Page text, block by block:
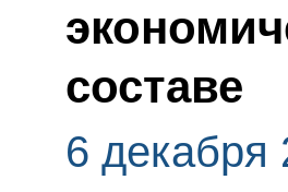
составе
6 декабря